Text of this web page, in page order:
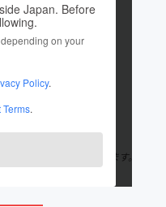
Japan. Before
on your
Policy.
.
トを投稿しています
ナサン」を運営しています。